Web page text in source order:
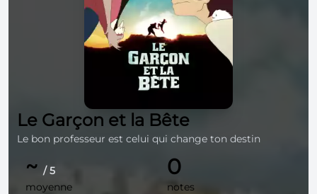
Le Garçon et la Bête
Le bon professeur est celui qui change ton destin
~ / 5
moyenne
0
notes